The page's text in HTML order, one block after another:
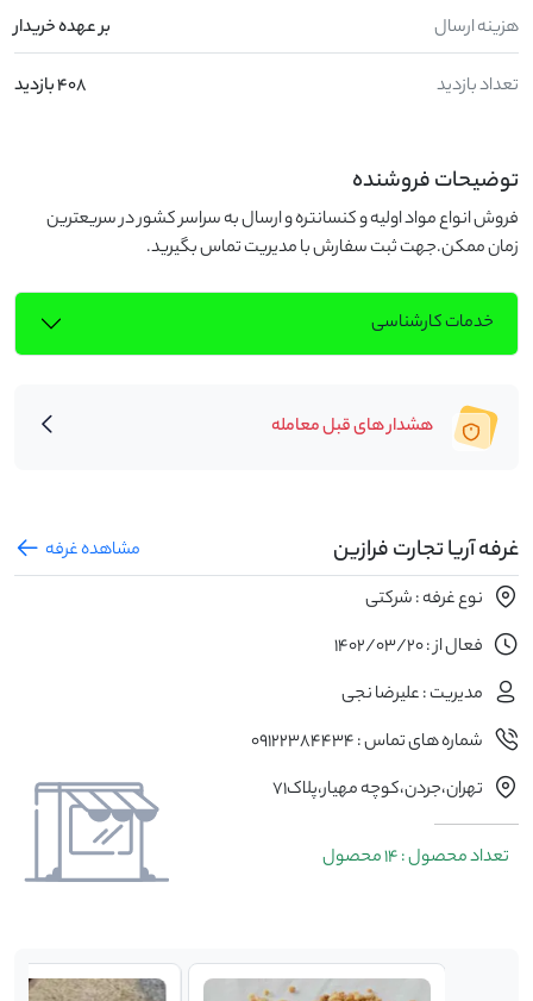
هزینه ارسال بر عهده خریدار
تعداد بازدید 408 بازدید
توضیحات فروشنده
زمان ممکن.جهت ثبت سفارش با مدیریت تماس بگیرید.
خدمات کارشناسی
هشدار های قبل معامله
غرفه آریا تجارت فرازین
مشاهده غرفه
نوع غرفه : شرکتی
فعال از : 1402/03/20
مدیریت : علیرضا نجی
شماره های تماس : 09122384434
تهران،جردن،کوچه مهیار،پلاک71
تعداد محصول : 14 محصول